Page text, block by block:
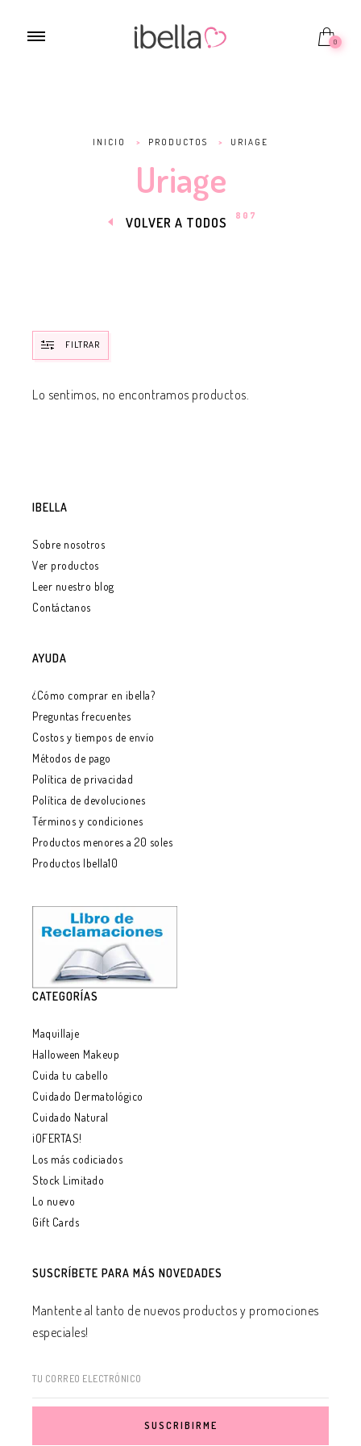
0
INICIO > PRODUCTOS > URIAGE
Uriage
VOLVER A TODOS 807
FILTRAR
Lo sentimos, no encontramos productos.
IBELLA
Sobre nosotros
Ver productos
Leer nuestro blog
Contáctanos
AYUDA
¿Cómo comprar en ibella?
Preguntas frecuentes
Costos y tiempos de envío
Métodos de pago
Política de privacidad
Política de devoluciones
Términos y condiciones
Productos menores a 20 soles
Productos Ibella10
CATEGORÍAS
Maquillaje
Halloween Makeup
Cuida tu cabello
Cuidado Dermatológico
Cuidado Natural
¡OFERTAS!
Los más codiciados
Stock Limitado
Lo nuevo
Gift Cards
SUSCRÍBETE PARA MÁS NOVEDADES
Mantente al tanto de nuevos productos y promociones
especiales!
TU CORREO ELECTRÓNICO